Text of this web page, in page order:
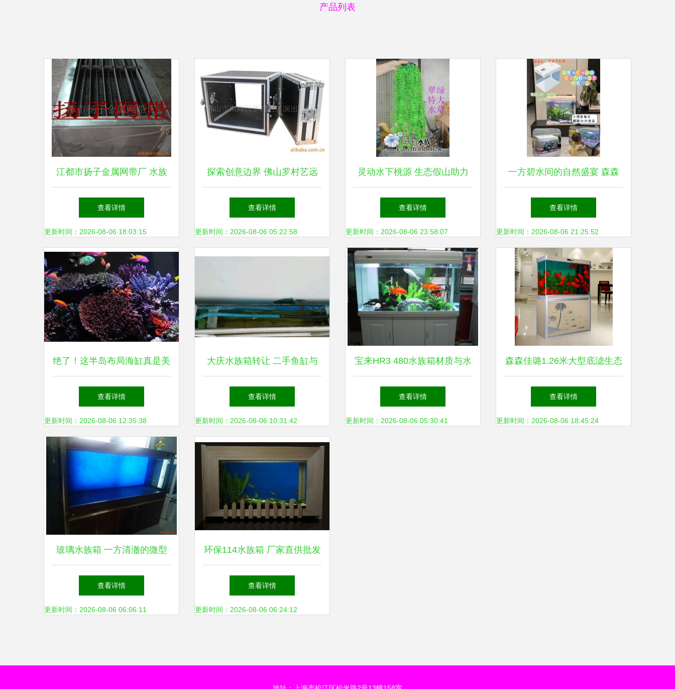
产品列表
江都市扬子金属网带厂 水族
箱专用分离设备产品全览
查看详情
更新时间：2026-08-06 18:03:15
探索创意边界 佛山罗村艺远
演出器材厂创新推出水族箱周
边视听产品
查看详情
更新时间：2026-08-06 05:22:58
灵动水下桃源 生态假山助力
水族箱打造梦幻鱼乐世界
查看详情
更新时间：2026-08-06 23:58:07
一方碧水间的自然盛宴 森森
超白玻璃草缸生态鱼缸的格调
与魅力
查看详情
更新时间：2026-08-06 21:25:52
绝了！这半岛布局海缸真是美
绝了 打造梦幻水族箱的艺术
指南
查看详情
更新时间：2026-08-06 12:35:38
大庆水族箱转让 二手鱼缸与
宠物用品精选指南
查看详情
更新时间：2026-08-06 10:31:42
宝来HR3 480水族箱材质与水
浑浊原因解析
查看详情
更新时间：2026-08-06 05:30:41
森森佳璐1.26米大型底滤生态
缸 家庭水景的豪华之选
查看详情
更新时间：2026-08-06 18:45:24
玻璃水族箱 一方清澈的微型
海洋
查看详情
更新时间：2026-08-06 06:06:11
环保114水族箱 厂家直供批发
价格解析与选购指南
查看详情
更新时间：2026-08-06 06:24:12